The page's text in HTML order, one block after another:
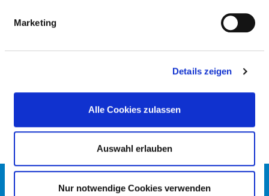
Marketing
Details zeigen
Alle Cookies zulassen
Auswahl erlauben
Nur notwendige Cookies verwenden
VORBEUGUNG DURCH PFLEGERISCHE